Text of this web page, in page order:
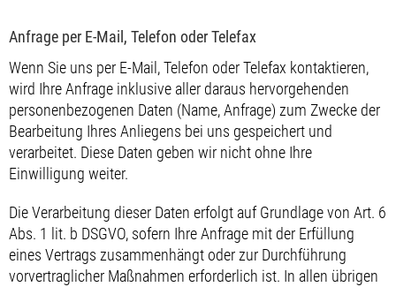
Anfrage per E-Mail, Telefon oder Telefax
Wenn Sie uns per E-Mail, Telefon oder Telefax kontaktieren,
wird Ihre Anfrage inklusive aller daraus hervorgehenden
personenbezogenen Daten (Name, Anfrage) zum Zwecke der
Bearbeitung Ihres Anliegens bei uns gespeichert und
verarbeitet. Diese Daten geben wir nicht ohne Ihre
Einwilligung weiter.
Die Verarbeitung dieser Daten erfolgt auf Grundlage von Art. 6
Abs. 1 lit. b DSGVO, sofern Ihre Anfrage mit der Erfüllung
eines Vertrags zusammenhängt oder zur Durchführung
vorvertraglicher Maßnahmen erforderlich ist. In allen übrigen